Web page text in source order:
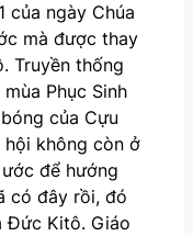
của ngày Chúa
mà được thay
Truyền thống
Phục Sinh
của Cựu
không còn ở
để hướng
có đây rồi, đó
Đức Kitô. Giáo